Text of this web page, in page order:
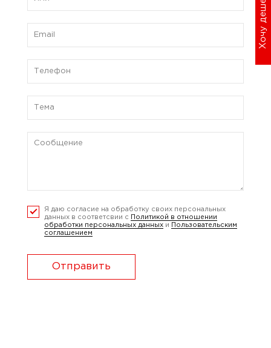
Я даю согласие на обработку своих персональных
данных в соответсвии с
Политикой в отношении
обработки персональных данных и
Пользовательским
соглашением
Отправить